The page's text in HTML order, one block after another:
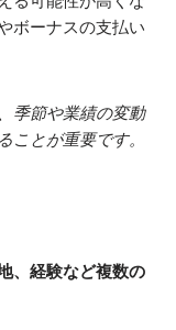
ボーナスの支払い
季節や業績の変動
ことが重要です。
、経験など複数の